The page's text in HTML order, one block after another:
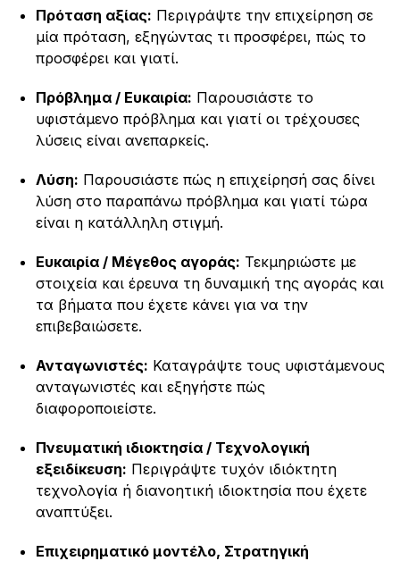
Πρόταση αξίας: Περιγράψτε την επιχείρηση σε
μία πρόταση, εξηγώντας τι προσφέρει, πώς το
προσφέρει και γιατί.
Πρόβλημα / Ευκαιρία: Παρουσιάστε το
υφιστάμενο πρόβλημα και γιατί οι τρέχουσες
λύσεις είναι ανεπαρκείς.
Λύση: Παρουσιάστε πώς η επιχείρησή σας δίνει
λύση στο παραπάνω πρόβλημα και γιατί τώρα
είναι η κατάλληλη στιγμή.
Ευκαιρία / Μέγεθος αγοράς: Τεκμηριώστε με
στοιχεία και έρευνα τη δυναμική της αγοράς και
τα βήματα που έχετε κάνει για να την
επιβεβαιώσετε.
Ανταγωνιστές: Καταγράψτε τους υφιστάμενους
ανταγωνιστές και εξηγήστε πώς
διαφοροποιείστε.
Πνευματική ιδιοκτησία / Τεχνολογική
εξειδίκευση: Περιγράψτε τυχόν ιδιόκτητη
τεχνολογία ή διανοητική ιδιοκτησία που έχετε
αναπτύξει.
Επιχειρηματικό μοντέλο, Στρατηγική